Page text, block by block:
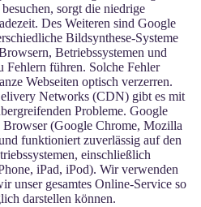
sorgt die niedrige
Des Weiteren sind Google
Bildsynthese-Systeme
Betriebssystemen und
Fehlern führen. Solche Fehler
Webseiten optisch verzerren.
Networks (CDN) gibt es mit
Probleme. Google
Browser (Google Chrome, Mozilla
funktioniert zuverlässig auf den
einschließlich
iPad, iPod). Wir verwenden
unser gesamtes Online-Service so
darstellen können.